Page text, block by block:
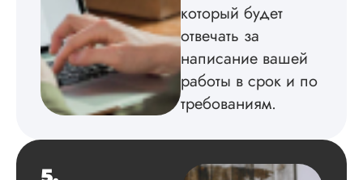
Грамотно
структуру, список
приложения,
все
литературные
Уникальность
читается
на одном дыхании.
который будет
отвечать за
написание вашей
работы в срок и по
требованиям.